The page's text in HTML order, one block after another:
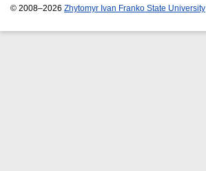
© 2008–2026 Zhytomyr Ivan Franko State University